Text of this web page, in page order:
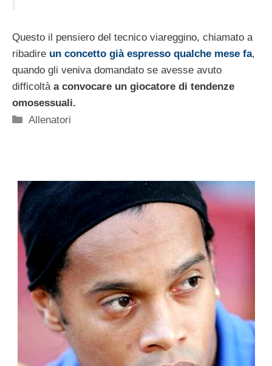
Questo il pensiero del tecnico viareggino, chiamato a
ribadire un concetto già espresso qualche mese fa,
quando gli veniva domandato se avesse avuto
difficoltà a convocare un giocatore di tendenze
omosessuali.
Categorie
Allenatori